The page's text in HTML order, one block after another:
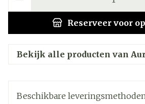
Reserveer voor
Bekijk alle producten van
Beschikbare